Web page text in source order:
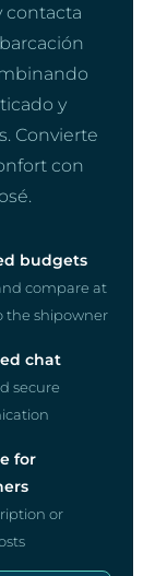
contacta
y
Convierte
con
budgets
compare at
the shipowner
chat
secure
for
or